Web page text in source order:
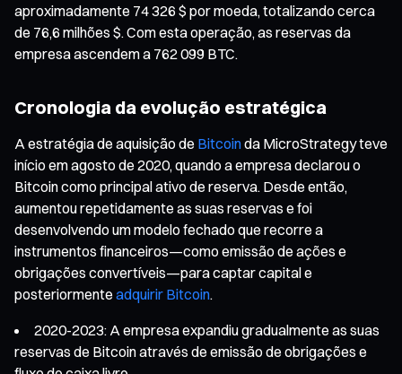
aproximadamente 74 326 $ por moeda, totalizando cerca
de 76,6 milhões $. Com esta operação, as reservas da
empresa ascendem a 762 099 BTC.
Cronologia da evolução estratégica
A estratégia de aquisição de Bitcoinda MicroStrategy teve
início em agosto de 2020, quando a empresa declarou o
Bitcoin como principal ativo de reserva. Desde então,
aumentou repetidamente as suas reservas e foi
desenvolvendo um modelo fechado que recorre a
instrumentos financeiros—como emissão de ações e
obrigações convertíveis—para captar capital e
posteriormente adquirir Bitcoin.
2020-2023: A empresa expandiu gradualmente as suas
reservas de Bitcoin através de emissão de obrigações e